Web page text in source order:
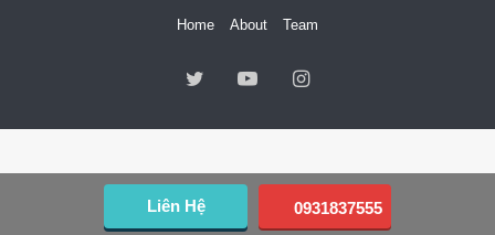
Home About Team
TwitterYouTubeInstagram
Liên Hệ 0931837555